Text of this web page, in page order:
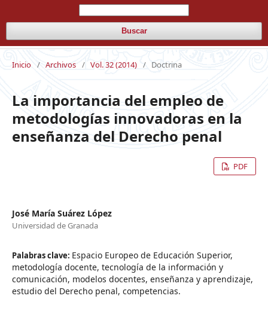
Buscar
Inicio / Archivos / Vol. 32 (2014) / Doctrina
La importancia del empleo de
metodologías innovadoras en la
enseñanza del Derecho penal
PDF
José María Suárez López
Universidad de Granada
Palabras clave: Espacio Europeo de Educación Superior,
metodología docente, tecnología de la información y
comunicación, modelos docentes, enseñanza y aprendizaje,
estudio del Derecho penal, competencias.